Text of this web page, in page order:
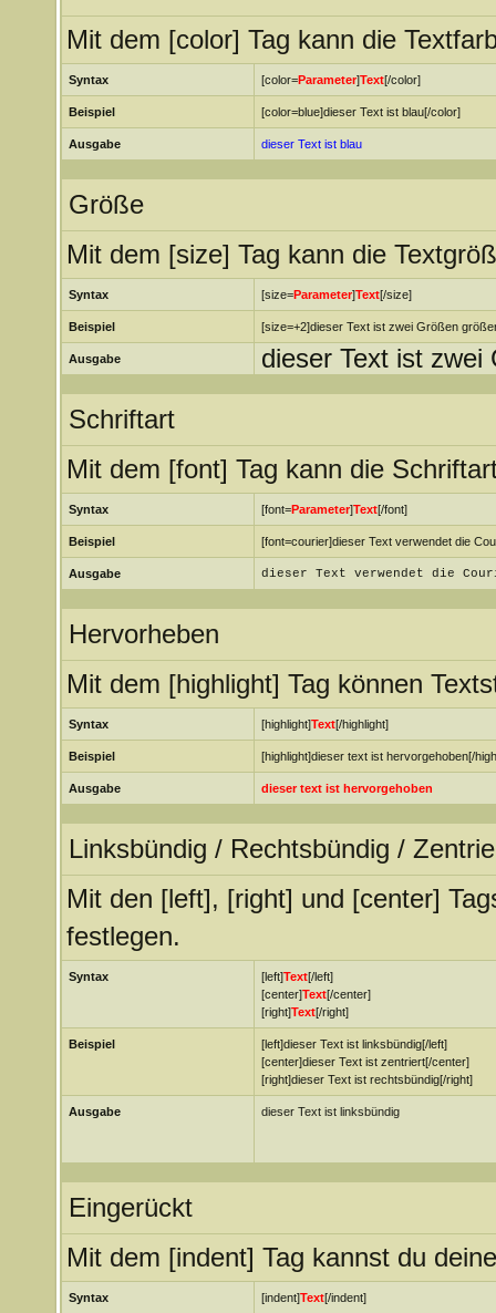
Mit dem [color] Tag kann die
Syntax [color=Parameter]Text[/color]
Beispiel [color=blue]dieser Text ist blau[/color]
Ausgabe dieser Text ist blau
Größe
Mit dem [size] Tag kann die
Syntax [size=Parameter]Text[/size]
Beispiel [size=+2]dieser Text ist zwei Größen
Ausgabe dieser Text ist
Schriftart
Mit dem [font] Tag kann die
Syntax [font=Parameter]Text[/font]
Beispiel [font=courier]dieser Text verwendet die
Ausgabe dieser Text verwendet die
Hervorheben
Mit dem [highlight] Tag können
Syntax [highlight]Text[/highlight]
Beispiel [highlight]dieser text ist hervorgehoben[/
Ausgabe dieser text ist hervorgehoben
Linksbündig / Rechtsbündig /
Mit den [left], [right] und [center]
festlegen.
Syntax [left]Text[/left]
[center]Text[/center]
[right]Text[/right]
Beispiel
[left]dieser Text ist linksbündig[/left]
[center]dieser Text ist zentriert[/center]
[right]dieser Text ist rechtsbündig[/right]
Ausgabe dieser Text ist linksbündig
Eingerückt
Mit dem [indent] Tag kannst du
Syntax [indent]Text[/indent]